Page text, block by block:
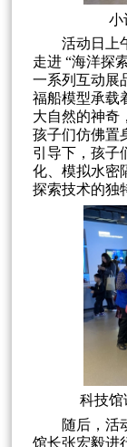
小
活动日上午
走进 “海洋探
一系列互动展
福船模型承载
大自然的神奇
孩子们仿佛置
引导下，孩子
化、模拟水密
探索技术的独
科技馆
随后，活动
馆长张宏毅进